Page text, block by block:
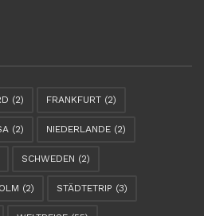
(2) FRANKFURT (2)
(2) NIEDERLANDE (2)
SCHWEDEN (2)
(2) STÄDTETRIP (3)